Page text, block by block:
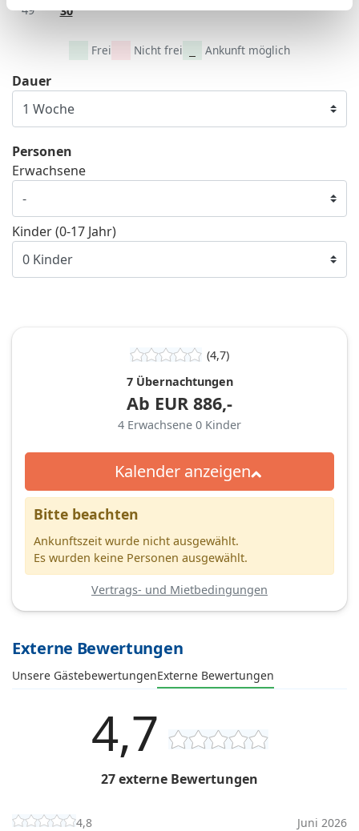
49 30
Frei Nicht frei Ankunft möglich
Dauer
Personen
Erwachsene
Kinder (0-17 Jahr)
(4,7)
7 Übernachtungen
Ab EUR 886,-
4 Erwachsene 0 Kinder
Kalender anzeigen
Bitte beachten
Ankunftszeit wurde nicht ausgewählt.
Es wurden keine Personen ausgewählt.
Vertrags- und Mietbedingungen
Externe Bewertungen
Unsere GästebewertungenExterne Bewertungen
4,7
27 externe Bewertungen
4,8 Juni 2026